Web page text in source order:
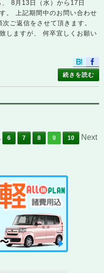
8月13日（水）から17日
。 上記期間中のお問い合わせ
ご返信をさせて頂きます。
しますが、 何卒宜しくお願い
続きを読む
6 7 8 9 10
Next